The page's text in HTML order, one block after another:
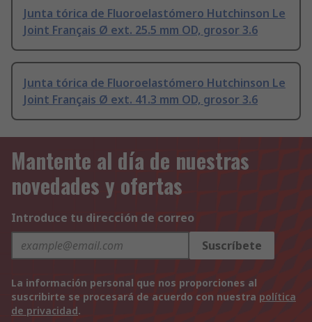
Junta tórica de Fluoroelastómero Hutchinson Le
Joint Français Ø ext. 25.5 mm OD, grosor 3.6
Junta tórica de Fluoroelastómero Hutchinson Le
Joint Français Ø ext. 41.3 mm OD, grosor 3.6
Mantente al día de nuestras
novedades y ofertas
Introduce tu dirección de correo
Suscríbete
La información personal que nos proporciones al
suscribirte se procesará de acuerdo con nuestra política
de privacidad.